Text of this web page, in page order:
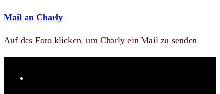
Mail an Charly
Auf das Foto klicken, um Charly ein Mail zu senden